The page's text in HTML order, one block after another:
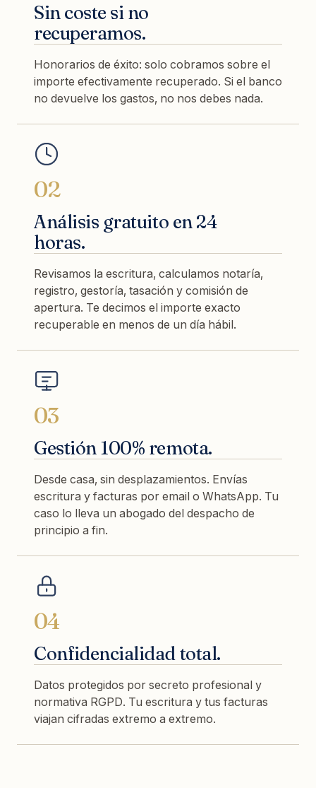
Sin coste si no
recuperamos.
Honorarios de éxito: solo cobramos sobre el
importe efectivamente recuperado. Si el banco
no devuelve los gastos, no nos debes nada.
02
Análisis gratuito en 24
horas.
Revisamos la escritura, calculamos notaría,
registro, gestoría, tasación y comisión de
apertura. Te decimos el importe exacto
recuperable en menos de un día hábil.
03
Gestión 100% remota.
Desde casa, sin desplazamientos. Envías
escritura y facturas por email o WhatsApp. Tu
caso lo lleva un abogado del despacho de
principio a fin.
04
Confidencialidad total.
Datos protegidos por secreto profesional y
normativa RGPD. Tu escritura y tus facturas
viajan cifradas extremo a extremo.